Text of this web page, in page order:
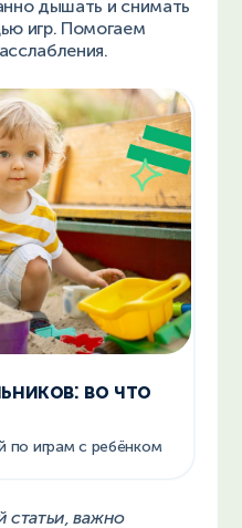
дышать и снимать
игр. Помогаем
во что
по играм с ребёнком
важно